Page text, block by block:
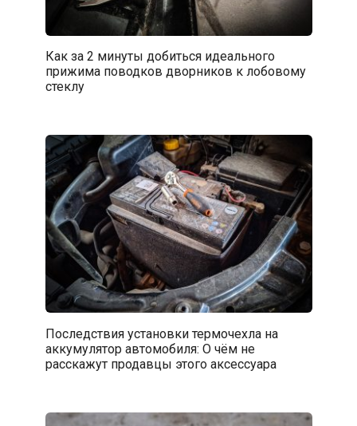
Как за 2 минуты добиться идеального
прижима поводков дворников к лобовому
стеклу
Последствия установки термочехла на
аккумулятор автомобиля: О чём не
расскажут продавцы этого аксессуара